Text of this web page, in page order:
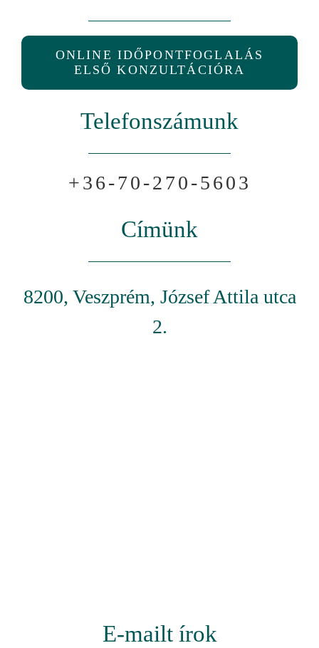
ONLINE IDŐPONTFOGLALÁS
ELSŐ KONZULTÁCIÓRA
Telefonszámunk
+36-70-270-5603
Címünk
8200, Veszprém, József Attila utca
2.
E-mailt írok